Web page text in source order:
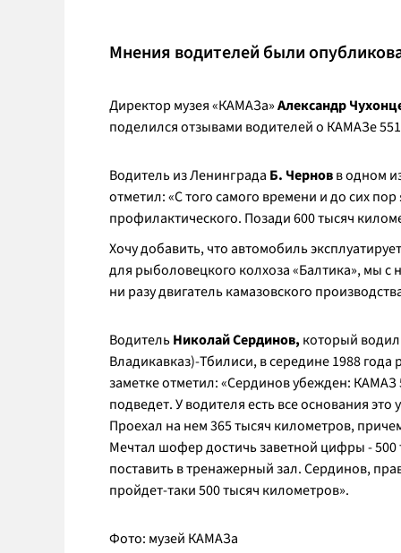
Мнения водителей были
Директор музея «КАМАЗа»Александр
поделился отзывами водителей о КАМАЗе
Водитель из Ленинграда Б. Черновв одном
отметил: «С того самого времени и до сих
профилактического. Позади 600 тысяч
Хочу добавить, что автомобиль
для рыболовецкого колхоза «Балтика», мы
ни разу двигатель камазовского
ВодительНиколай Сердинов, который
Владикавказ)-Тбилиси,в середине 1988 года
заметке отметил: «Сердинов убежден: КАМАЗ
подведет. У водителя есть все основания
Проехал на нем 365 тысяч километров,
Мечтал шофер достичь заветной цифры -
поставить в тренажерный зал. Сердинов,
пройдет-таки 500 тысяч километров».
Фото: музей КАМАЗа